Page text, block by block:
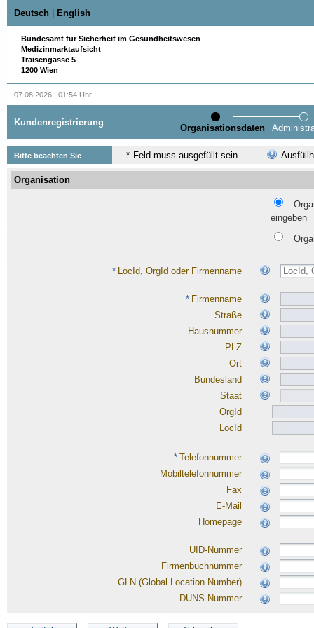
Deutsch English
Bundesamt für Sicherheit im Gesundheitswesen
Medizinmarktaufsicht
Traisengasse 5
1200 Wien
07.08.2026 | 01:54 Uhr
Kundenregistrierung
Organisationsdaten
Bitte beachten Sie * Feld muss ausgefüllt sein
Organisation
eingeben
* LocId, OrgId oder Firmenname
* Firmenname
Straße
Hausnummer
PLZ
Ort
Bundesland
Staat
OrgId
LocId
* Telefonnummer
Mobiltelefonnummer
Fax
E-Mail
Homepage
UID-Nummer
Firmenbuchnummer
GLN (Global Location Number)
DUNS-Nummer